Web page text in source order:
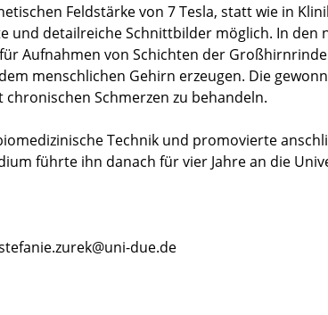
Feldstärke von 7 Tesla, statt wie in
und detailreiche Schnittbilder möglich. In den
Aufnahmen von Schichten der Großhirnrinde
menschlichen Gehirn erzeugen. Die
Schmerzen zu behandeln.
Technik und promovierte
führte ihn danach für vier Jahre an die
due.de